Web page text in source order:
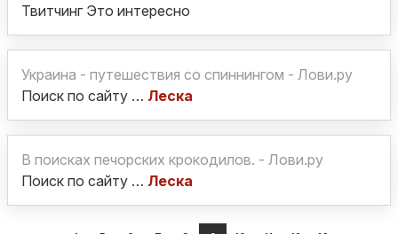
Твитчинг Это интересно
Украина - путешествия со спиннингом - Лови.ру
Поиск по сайту … Леска
В поисках печорских крокодилов. - Лови.ру
Поиск по сайту … Леска